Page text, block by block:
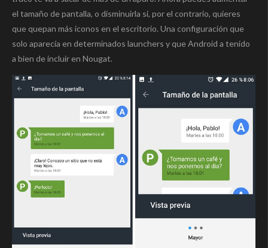
el tamaño de pantalla, o disminuirla si, por el contrario, quieres
que quepan más iconos en el escritorio. Una configuración que
solo aparecía en determinados launchers y que Android a tenido
a bien de incluir en Nougat.